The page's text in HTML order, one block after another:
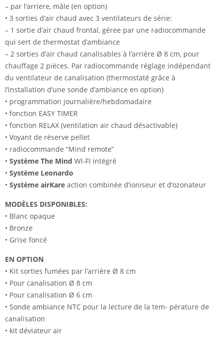
– par l’arriere, mâle (en option)
• 3 sorties d’air chaud avec 3 ventilateurs de série:
– 1 sortie d’air chaud frontal, géree par une radiocommande
qui sert de thermostat d’ambiance
– 2 sorties d’air chaud canalisables à l’arrière Ø 8 cm, pour
chauffage 2 pièces. Par radiocommande réglage indépendant
du ventilateur de canalisation (thermostaté grâce à
l’installation d’une sonde d’ambiance en option)
• programmation journalière/hebdomadaire
• fonction EASY TIMER
• fonction RELAX (ventilation air chaud désactivable)
• Voyant de réserve pellet
• radiocommande “Mind remote”
• Système The Mind WI-FI intégré
• Système Leonardo
• Système airKare action combinée d’ioniseur et d’ozonateur
MODÈLES DISPONIBLES:
• Blanc opaque
• Bronze
• Grise foncé
EN OPTION
• Kit sorties fumées par l’arrière Ø 8 cm
• Pour canalisation Ø 8 cm
• Pour canalisation Ø 6 cm
• Sonde ambiance NTC pour la lecture de la tem- pérature de
canalisation
• kit déviateur air